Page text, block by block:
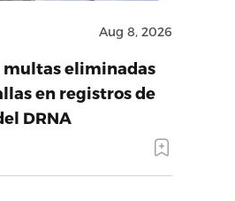
Aug 8, 2026
eliminadas
en registros de
DRNA